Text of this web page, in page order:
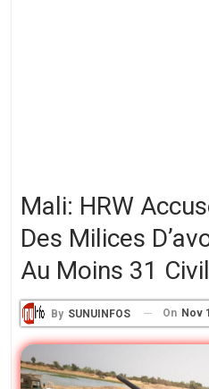
Mali: HRW
Des Milices
Au Moins 31
By SUNUINFOS On Nov